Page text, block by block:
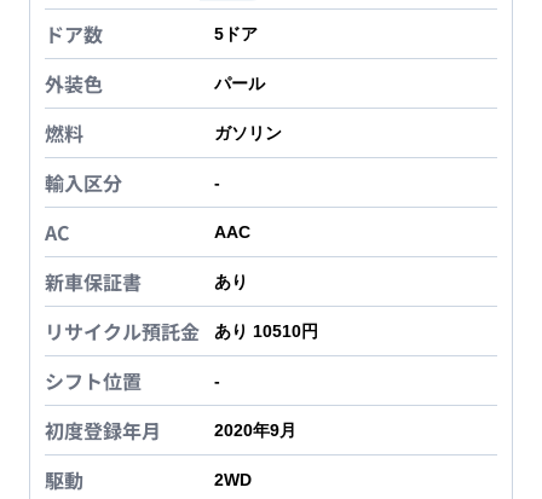
ドア数 5 ドア
外装色 パール
燃料 ガソリン
輸入区分 -
AC AAC
新車保証書 あり
リサイクル預託金 あり 10510円
シフト位置 -
初度登録年月 2020年9月
駆動 2WD